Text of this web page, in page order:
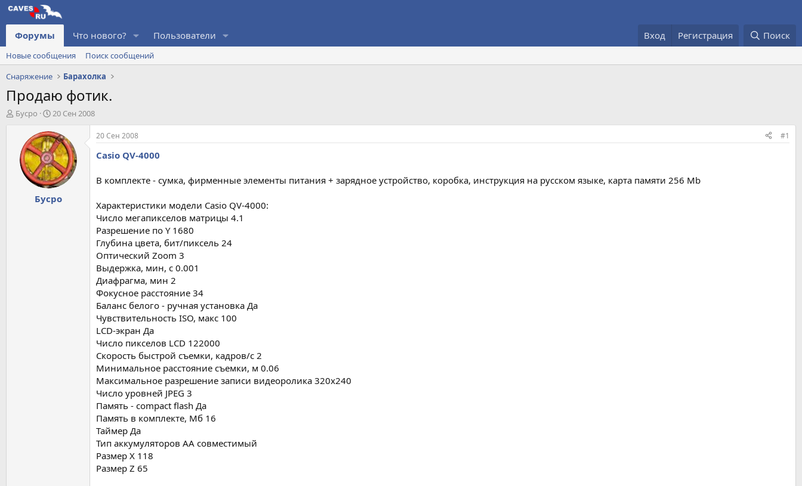
Форумы Что нового? Пользователи Вход Регистрация Поиск
Новые сообщения
Поиск сообщений
Снаряжение
Барахолка
Продаю фотик.
А
Бусро
Д
т
а
н
а
ч
а
л
20 Сен 2008
Бусро
20 Сен 2008 #1
Casio QV-4000
В комплекте - сумка, фирменные элементы питания + зарядное устройство, коробка, инструкция на русском языке, карта памяти 256 Mb
Характеристики модели Casio QV-4000:
Число мегапикселов матрицы 4.1
Разрешение по Y 1680
Глубина цвета, бит/пиксель 24
Оптический Zoom 3
Выдержка, мин, с 0.001
Диафрагма, мин 2
Фокусное расстояние 34
Баланс белого - ручная установка Да
Чувствительность ISO, макс 100
LCD-экран Да
Число пикселов LCD 122000
Скорость быстрой съемки, кадров/c 2
Минимальное расстояние съемки, м 0.06
Максимальное разрешение записи видеоролика 320x240
Число уровней JPEG 3
Память - compact flash Да
Память в комплекте, Мб 16
Таймер Да
Тип аккумуляторов AA совмеcтимый
Размер X 118
Размер Z 65